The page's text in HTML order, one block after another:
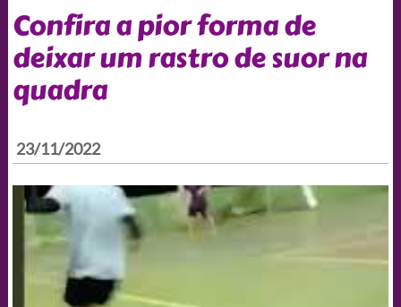
Confira a pior forma de
deixar um rastro de suor na
quadra
23/11/2022